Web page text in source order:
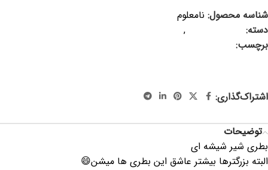
شناسه محصول: نامعلوم
دسته:
,
برچسب:
اشتراک‌گذاری:
توضیحات
بطری شیر شیشه ای
البته بزرگترها بیشتر عاشق این بطری ها میشن😄